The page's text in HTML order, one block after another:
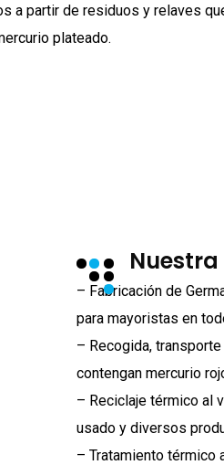
a partir de residuos y relaves
plateado.
– Fabricación de
para mayoristas en
– Recogida,
contengan mercurio
– Reciclaje térmico al
usado y diversos
– Tratamiento térmico